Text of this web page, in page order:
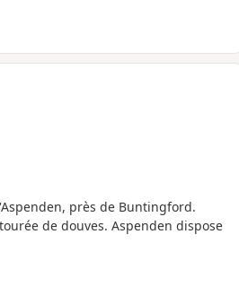
près de Buntingford.
de douves. Aspenden dispose